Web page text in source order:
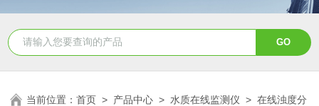
当前位置：首页 > 产品中心 > 水质在线监测仪 >在线浊度分